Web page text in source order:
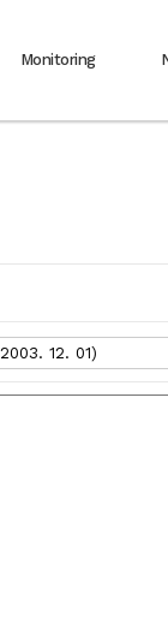
Monitoring